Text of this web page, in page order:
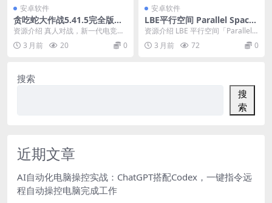
安卓软件
贪吃蛇大作战5.41.5完全版★
2026新一代电竞手游
资源介绍 真人对战，新一代电竞手
游，大神带队妹子多多！组团开
黑，超畅快燃情团战，...
3 月前 20 0
安卓软件
LBE平行空间 Parallel Space
Pro v4.0.9557专业版
资源介绍 LBE 平行空间「Parallel S
pace Pro」「原 LBE ...
3 月前 72 0
搜索
搜
索
近期文章
AI自动化电脑操控实战：ChatGPT搭配Codex，一键指令远
程自动操控电脑完成工作